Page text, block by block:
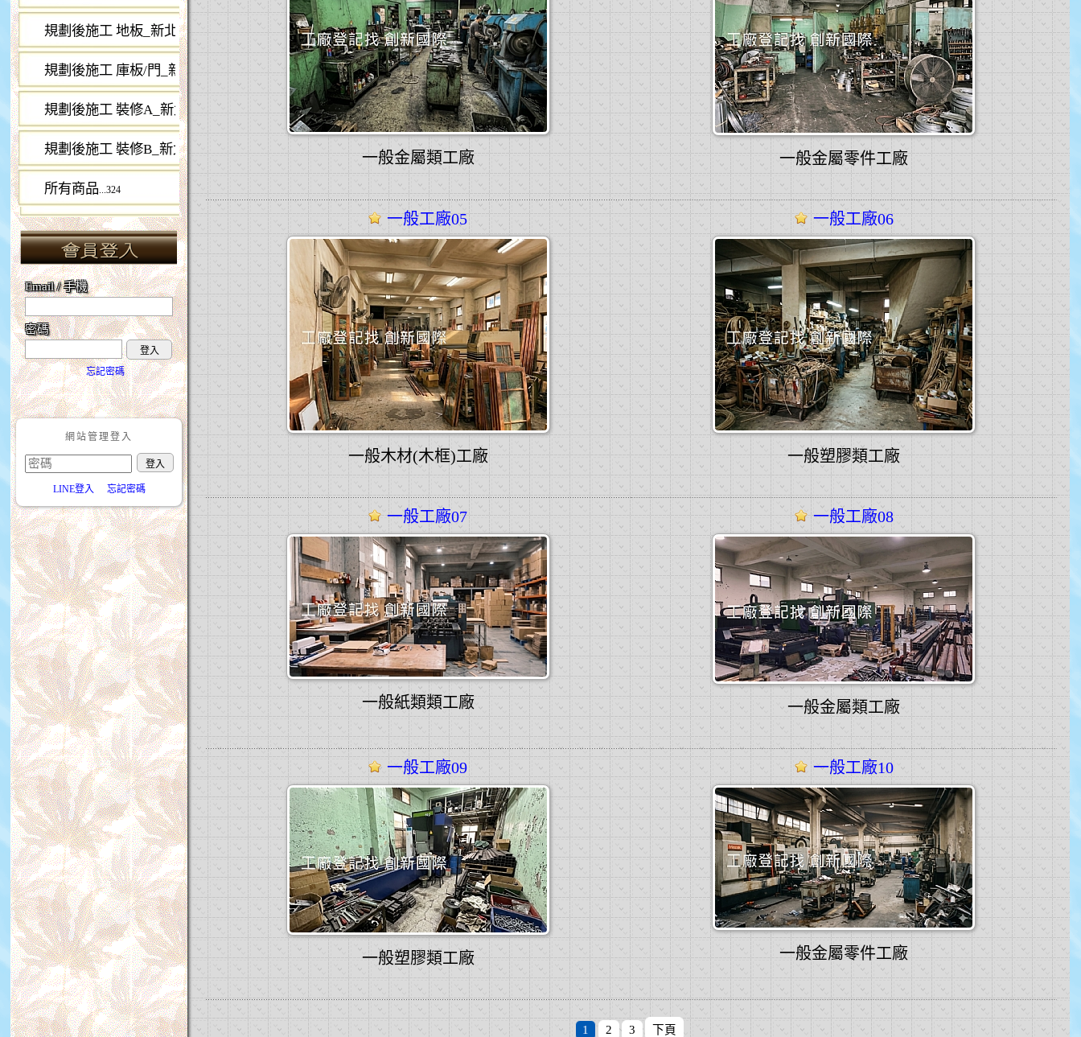
規劃後施工 地板_新北工廠登記
規劃後施工 庫板/門_新北工廠登記
規劃後施工 裝修A_新北工廠登記
規劃後施工 裝修B_新北工廠登記
所有商品...324
Email / 手機
密碼
登入
忘記密碼
網站管理登入
LINE登入 忘記密碼
一般金屬類工廠 一般金屬零件工廠
一般工廠05
一般木材(木框)工廠
一般工廠06
一般塑膠類工廠
一般工廠07
一般紙類類工廠
一般工廠08
一般金屬類工廠
一般工廠09
一般塑膠類工廠
一般工廠10
一般金屬零件工廠
1 2 3 下頁